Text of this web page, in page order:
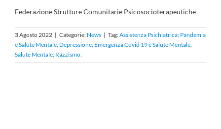
Federazione Strutture Comunitarie Psicosocioterapeutiche
3 Agosto 2022 | Categorie: News | Tag:Assistenza Psichiatrica; Pandemia
e Salute Mentale, Depressione, Emergenza Covid 19 e Salute Mentale,
Salute Mentale; Razzismo;